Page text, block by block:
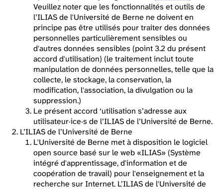
Veuillez noter que les fonctionnalités et outils de
l’ILIAS de l'Université de Berne ne doivent en
principe pas être utilisés pour traiter des données
personnelles particulièrement sensibles ou
d'autres données sensibles (point 3.2 du présent
accord d'utilisation) (le traitement inclut toute
manipulation de données personnelles, telle que la
collecte, le stockage, la conservation, la
modification, l'association, la divulgation ou la
suppression.)
Le présent accord ‘utilisation s’adresse aux
utilisateur·ice·s de l’ILIAS de l’Université de Berne.
L’ILIAS de l’Université de Berne
L'Université de Berne met à disposition le logiciel
open source basé sur le web «ILIAS» (Système
intégré d'apprentissage, d'information et de
coopération de travail) pour l'enseignement et la
recherche sur Internet. L’ILIAS de l'Université de